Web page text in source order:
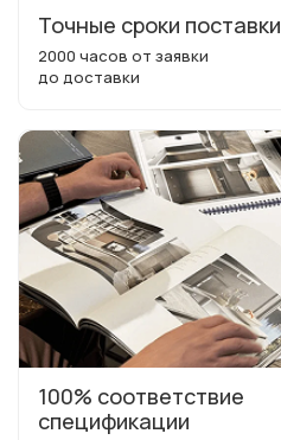
Точные сроки поставки
2000 часов от заявки
до доставки
100% соответствие
спецификации